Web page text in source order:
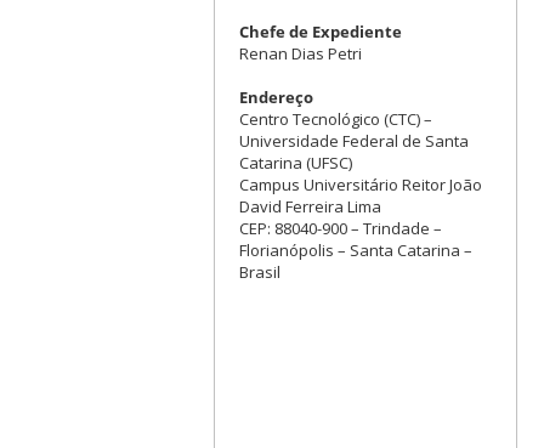
Chefe de Expediente
Renan Dias Petri
Endereço
Centro Tecnológico (CTC) –
Universidade Federal de Santa
Catarina (UFSC)
Campus Universitário Reitor João
David Ferreira Lima
CEP: 88040-900 – Trindade –
Florianópolis – Santa Catarina –
Brasil